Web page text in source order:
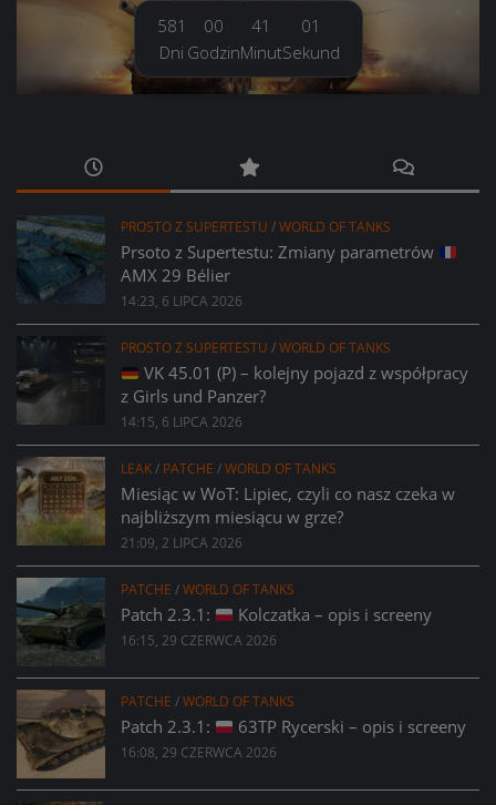
581
Dni
00
Godzin
41
Minut
01
Sekund
PROSTO Z SUPERTESTU /WORLD OF TANKS
Prsoto z Supertestu: Zmiany parametrów
AMX 29 Bélier
14:23, 6 LIPCA 2026
PROSTO Z SUPERTESTU /WORLD OF TANKS
VK 45.01 (P) – kolejny pojazd z współpracy
z Girls und Panzer?
14:15, 6 LIPCA 2026
LEAK/ PATCHE /WORLD OF TANKS
Miesiąc w WoT: Lipiec, czyli co nasz czeka w
najbliższym miesiącu w grze?
21:09, 2 LIPCA 2026
PATCHE /WORLD OF TANKS
Patch 2.3.1: Kolczatka – opis i screeny
16:15, 29 CZERWCA 2026
PATCHE /WORLD OF TANKS
Patch 2.3.1: 63TP Rycerski – opis i screeny
16:08, 29 CZERWCA 2026